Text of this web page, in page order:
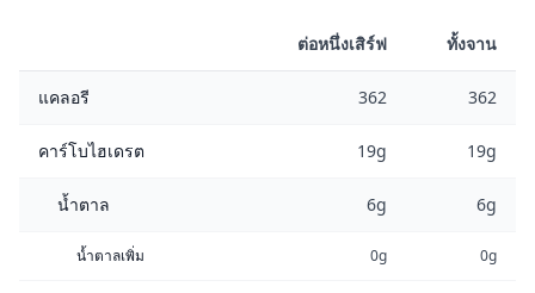
ต่อหนึ่งเสิร์ฟ ทั้งจาน
แคลอรี 362 362
คาร์โบไฮเดรต 19g 19g
น้ำตาล 6g 6g
น้ำตาลเพิ่ม 0g 0g